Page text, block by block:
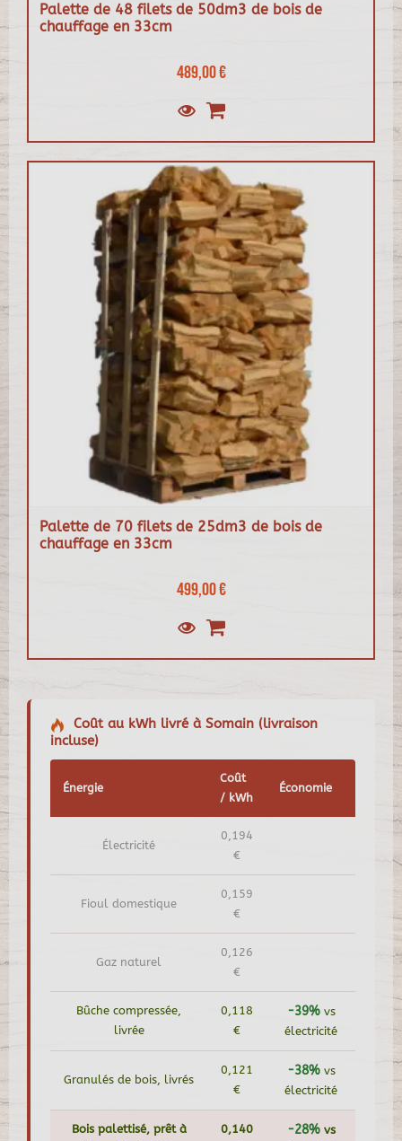
Palette de 48 filets de 50dm3 de bois de
chauffage en 33cm
489,00 €
Palette de 70 filets de 25dm3 de bois de
chauffage en 33cm
499,00 €
Coût au kWh livré à Somain (livraison
incluse)
Énergie
Coût
/ kWh
Économie
Électricité
0,194
€
Fioul domestique
0,159
€
Gaz naturel
0,126
€
Bûche compressée,
livrée
0,118
€
-39%vs
électricité
Granulés de bois, livrés
0,121
€
-38%vs
électricité
Bois palettisé, prêt à
0,140
-28%vs